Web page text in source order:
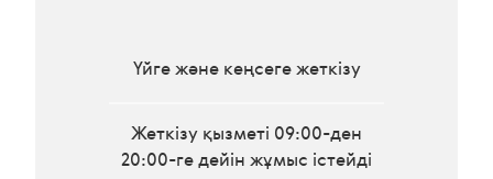
Үйге және кеңсеге жеткізу
Жеткізу қызметі 09:00-ден
20:00-ге дейін жұмыс істейді